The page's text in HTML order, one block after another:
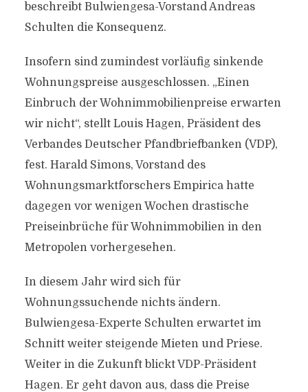
beschreibt Bulwiengesa-Vorstand Andreas
Schulten die Konsequenz.
Insofern sind zumindest vorläufig sinkende
Wohnungspreise ausgeschlossen. „Einen
Einbruch der Wohnimmobilienpreise erwarten
wir nicht“, stellt Louis Hagen, Präsident des
Verbandes Deutscher Pfandbriefbanken (VDP),
fest. Harald Simons, Vorstand des
Wohnungsmarktforschers Empirica hatte
dagegen vor wenigen Wochen drastische
Preiseinbrüche für Wohnimmobilien in den
Metropolen vorhergesehen.
In diesem Jahr wird sich für
Wohnungssuchende nichts ändern.
Bulwiengesa-Experte Schulten erwartet im
Schnitt weiter steigende Mieten und Priese.
Weiter in die Zukunft blickt VDP-Präsident
Hagen. Er geht davon aus, dass die Preise